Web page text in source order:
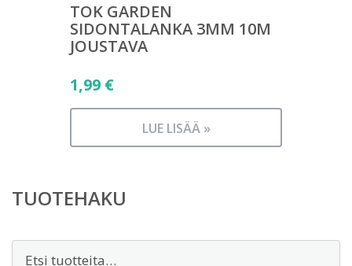
TOK GARDEN
SIDONTALANKA 3MM 10M
JOUSTAVA
1,99 €
LUE LISÄÄ »
TUOTEHAKU